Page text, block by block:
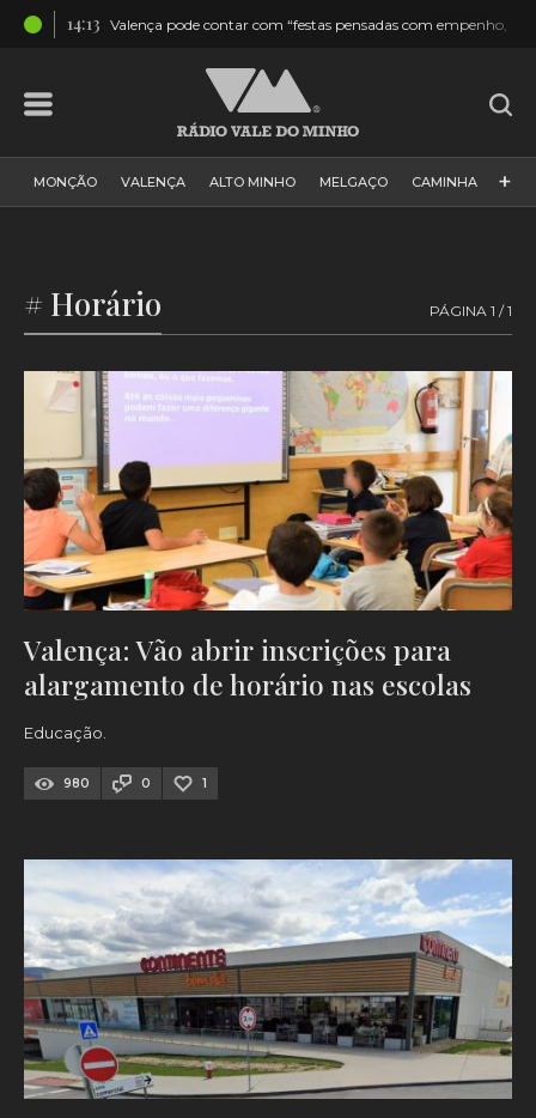
14:13 Valença pode contar com “festas pensadas com empenho,
MONÇÃO VALENÇA ALTO MINHO MELGAÇO CAMINHA
VALE DO MINHO MINHO MUNDO ESPANHA NORTE
VILA PRAIA DE ÂNCORA
+
# Horário PÁGINA 1 / 1
Valença: Vão abrir inscrições para
alargamento de horário nas escolas
Educação.
980 0 1